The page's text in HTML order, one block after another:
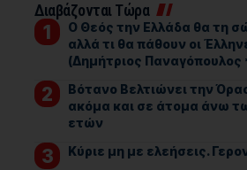
Διαβάζονται Τώρα
Ο Θεός την Ελλάδα θα τη
αλλά τι θα πάθουν οι
(Δημήτριος Παναγόπουλος
Βότανο Βελτιώνει την
ακόμα και σε άτομα άνω
ετών
Kύριε μη με ελεήσεις.